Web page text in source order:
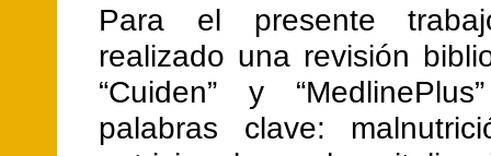
Para el presente
realizado una revisión
“Cuiden” y
palabras clave: